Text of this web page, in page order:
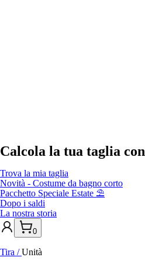
Calcola la tua taglia con
Trova la mia taglia
Novità - Costume da bagno corto
Pacchetto Speciale Estate ⛱️
Dopo i saldi
La nostra storia
0
Tira /Unità